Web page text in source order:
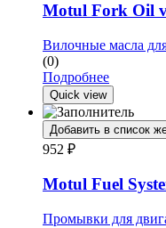
Motul Fork Oil
Вилочные масла
(0)
Подробнее
Quick view
Добавить в список
952 ₽
Motul Fuel
Промывки для